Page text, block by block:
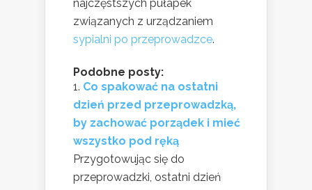
najczęstszych pułapek
związanych z urządzaniem
sypialni po przeprowadzce.
Podobne posty:
Co spakować na ostatni
dzień przed przeprowadzką,
by zachować porządek i mieć
wszystko pod ręką
Przygotowując się do
przeprowadzki, ostatni dzień